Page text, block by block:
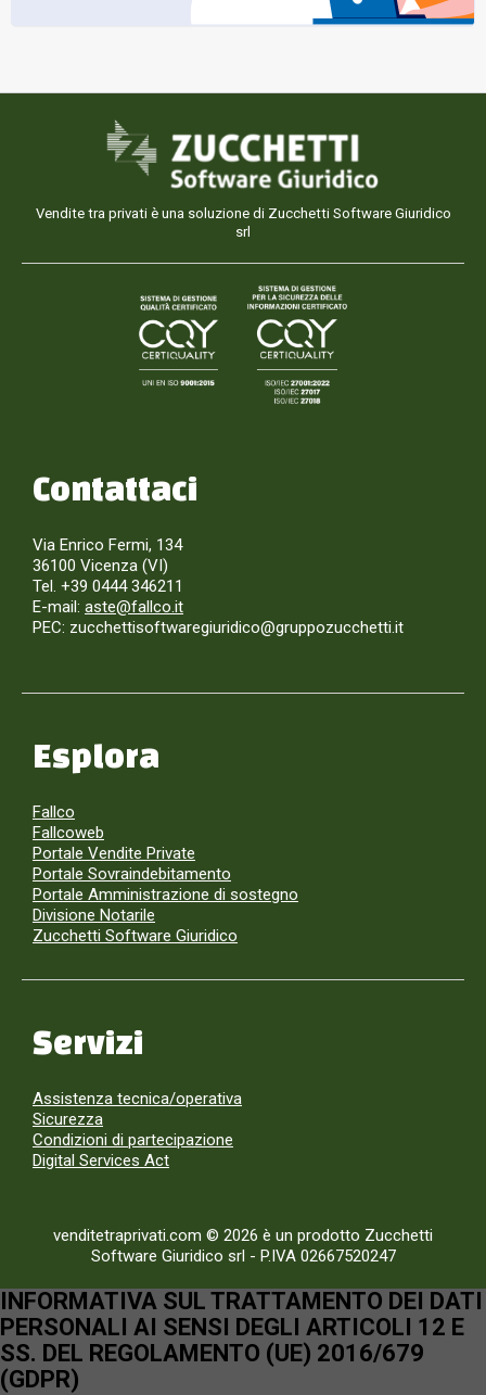
Vendite tra privati è una soluzione di Zucchetti Software Giuridico
srl
Contattaci
Via Enrico Fermi, 134
36100 Vicenza (VI)
Tel. +39 0444 346211
E-mail: aste@fallco.it
PEC: zucchettisoftwaregiuridico@gruppozucchetti.it
Esplora
Fallco
Fallcoweb
Portale Vendite Private
Portale Sovraindebitamento
Portale Amministrazione di sostegno
Divisione Notarile
Zucchetti Software Giuridico
Servizi
Assistenza tecnica/operativa
Sicurezza
Condizioni di partecipazione
Digital Services Act
venditetraprivati.com © 2026 è un prodotto Zucchetti
Software Giuridico srl - P.IVA 02667520247
INFORMATIVA SUL TRATTAMENTO DEI DATI
PERSONALI AI SENSI DEGLI ARTICOLI 12 E
SS. DEL REGOLAMENTO (UE) 2016/679
(GDPR)